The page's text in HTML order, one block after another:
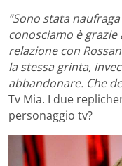
“Sono stata
conosciamo è
relazione con
la stessa grinta,
abbandonare. Che
Tv Mia. I due
personaggio tv?